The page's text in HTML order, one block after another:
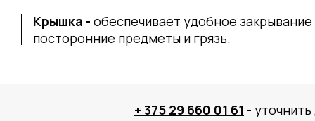
Крышка - обеспечивает удобное
посторонние предметы и грязь.
+ 375 29 660 01 61 -